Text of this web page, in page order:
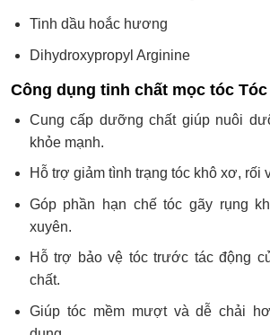
Tinh dầu hoắc hương
Dihydroxypropyl Arginine
Công dụng tinh chất mọc tóc Tóc
Cung cấp dưỡng chất giúp nuôi
khỏe mạnh.
Hỗ trợ giảm tình trạng tóc khô xơ, rối
Góp phần hạn chế tóc gãy rụng
xuyên.
Hỗ trợ bảo vệ tóc trước tác động
chất.
Giúp tóc mềm mượt và dễ chải